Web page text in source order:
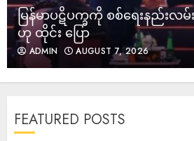
7 ADMIN AUGUST
ကျွန်းလှမြို့နယ်ရှိ သဖန်
ရေလျှံမှုဖြစ်ပွား
မြန်မာပဋိပက္ခကို စစ်ရေးနည်းလမ်
ဟု ထိုင်း ပြော
ADMIN AUGUST 7, 2026
FEATURED POSTS